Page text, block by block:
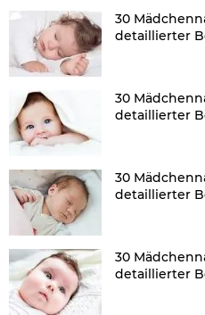
30
detaillierter
30
detaillierter
30
detaillierter
30
detaillierter